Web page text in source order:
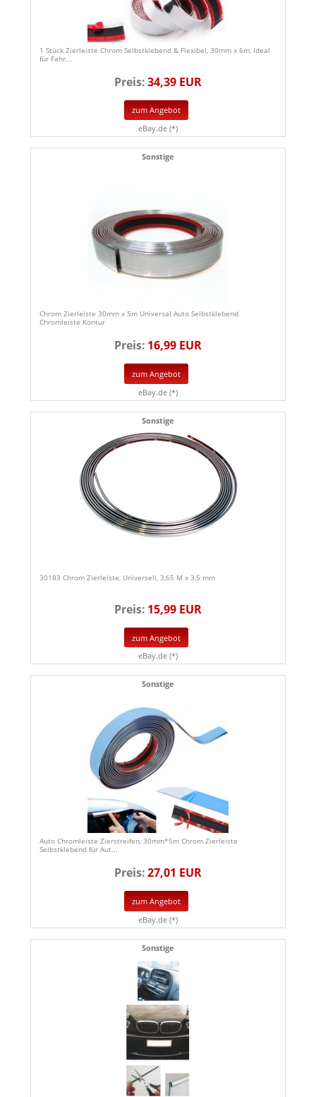
1 Stück Zierleiste Chrom Selbstklebend & Flexibel, 30mm x 6m, Ideal
für Fahr...
Preis:34,39 EUR
zum Angebot
eBay.de (*)
Sonstige
Chrom Zierleiste 30mm x 5m Universal Auto Selbstklebend
Chromleiste Kontur
Preis: 16,99 EUR
zum Angebot
eBay.de (*)
Sonstige
30183 Chrom Zierleiste, Universell, 3,65 M x 3,5 mm
Preis: 15,99 EUR
zum Angebot
eBay.de (*)
Sonstige
Auto Chromleiste Zierstreifen, 30mm*5m Chrom Zierleiste
Selbstklebend für Aut...
Preis:27,01 EUR
zum Angebot
eBay.de (*)
Sonstige